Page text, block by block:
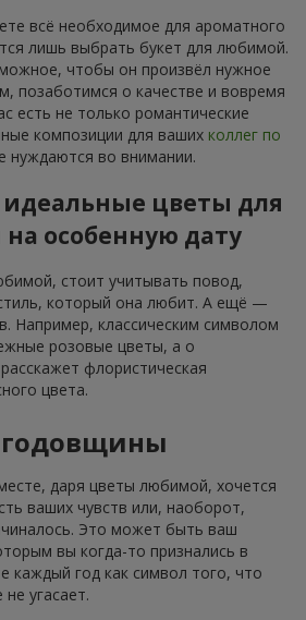
всё необходимое для ароматного
лишь выбрать букет для любимой.
чтобы он произвёл нужное
позаботимся о качестве и вовремя
есть не только романтические
композиции для ваших коллег по
нуждаются во внимании.
идеальные цветы для
особенную дату
стоит учитывать повод,
который она любит. А ещё —
Например, классическим символом
розовые цветы, а о
флористическая
цвета.
даря цветы любимой, хочется
ваших чувств или, наоборот,
Это может быть ваш
вы когда-то признались в
каждый год как символ того, что
угасает.